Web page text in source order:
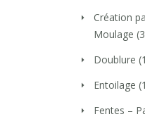
Création
Moulage
Doublure
Entoilage
Fentes –